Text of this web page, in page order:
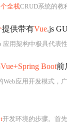
全栈CRUD系统的教
提供带有Vue.js
应用架构中极具代表
Vue+Spring Boot前
Web应用开发模式，
开发环境的步骤。首